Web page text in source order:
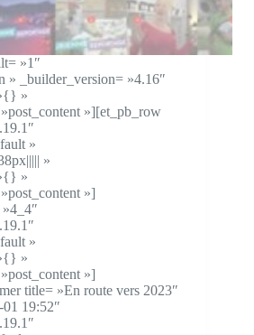
»1″
» _builder_version= »4.16″
»
»][et_pb_row
»
»
»
»]
»
»
»]
title= »En route vers 2023″
19:52″